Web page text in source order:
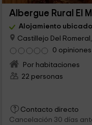
Albergue Rural El
Alojamiento ubicado
Castillejo Del
0 opiniones
Por habitaciones
22 personas
Contacto directo
Cancelación 30 días